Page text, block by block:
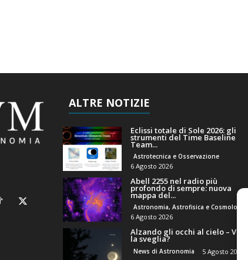
ALTRE NOTIZIE
Eclissi totale di Sole 2026: gli
strumenti del Time Baseline
Team...
Astrotecnica e Osservazione
6 Agosto 2026
Abell 2255 nel radio più
profondo di sempre: nuova
mappa del...
Astronomia, Astrofisica e Cosmologia
6 Agosto 2026
Alzando gli occhi al cielo – Vale
la sveglia?
News di Astronomia 5 Agosto 2026